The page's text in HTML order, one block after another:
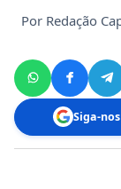
Por Redação
Siga-